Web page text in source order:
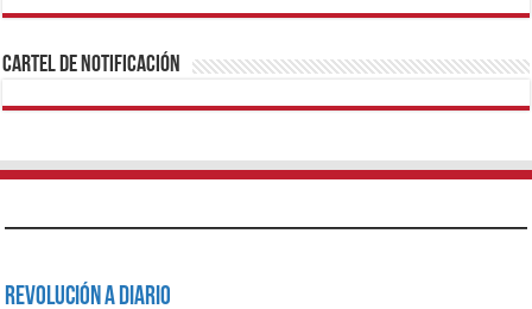
1xbetBetturkeyBetistKralbetSupertotobetTipobetMatadorbetMariobet
https://mvbcasino.com/
Cartel de Notificación
Revolución a Diario